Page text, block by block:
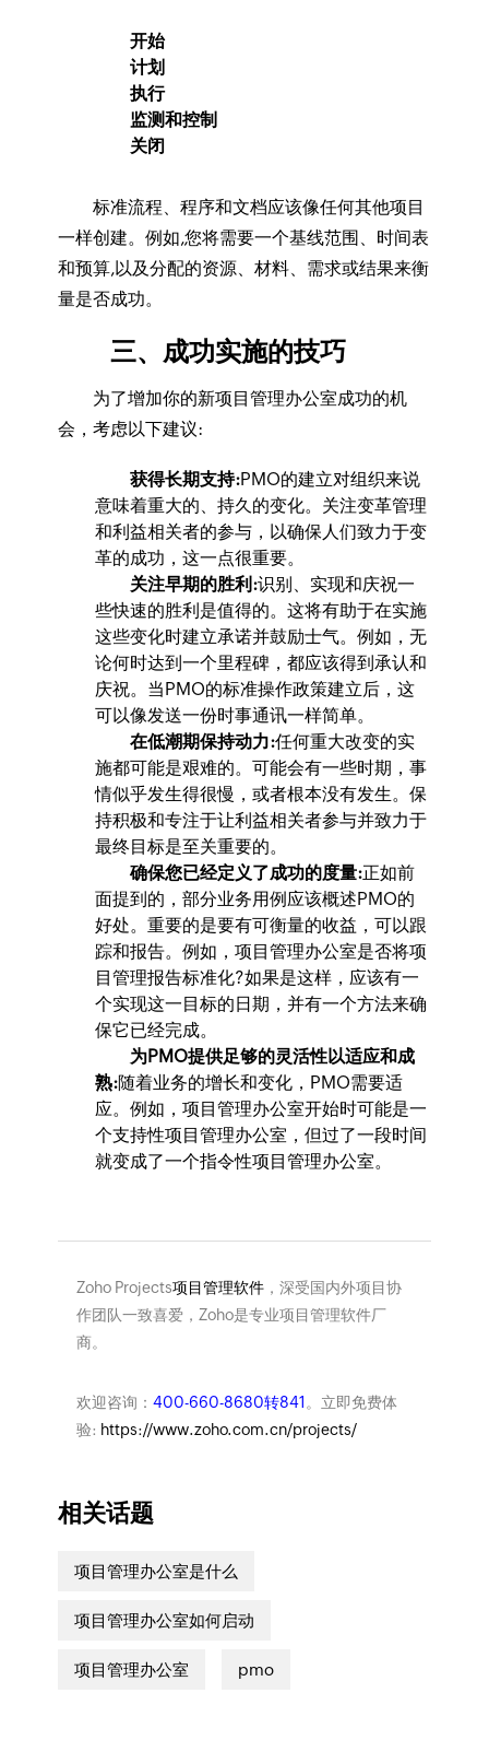
开始
计划
执行
监测和控制
关闭
标准流程、程序和文档应该像任何其他项目
一样创建。例如,您将需要一个基线范围、时间表
和预算,以及分配的资源、材料、需求或结果来衡
量是否成功。
三、成功实施的技巧
为了增加你的新项目管理办公室成功的机
会，考虑以下建议:
获得长期支持:PMO的建立对组织来说
意味着重大的、持久的变化。关注变革管理
和利益相关者的参与，以确保人们致力于变
革的成功，这一点很重要。
关注早期的胜利:识别、实现和庆祝一
些快速的胜利是值得的。这将有助于在实施
这些变化时建立承诺并鼓励士气。例如，无
论何时达到一个里程碑，都应该得到承认和
庆祝。当PMO的标准操作政策建立后，这
可以像发送一份时事通讯一样简单。
在低潮期保持动力:任何重大改变的实
施都可能是艰难的。可能会有一些时期，事
情似乎发生得很慢，或者根本没有发生。保
持积极和专注于让利益相关者参与并致力于
最终目标是至关重要的。
确保您已经定义了成功的度量:正如前
面提到的，部分业务用例应该概述PMO的
好处。重要的是要有可衡量的收益，可以跟
踪和报告。例如，项目管理办公室是否将项
目管理报告标准化?如果是这样，应该有一
个实现这一目标的日期，并有一个方法来确
保它已经完成。
为PMO提供足够的灵活性以适应和成
熟:随着业务的增长和变化，PMO需要适
应。例如，项目管理办公室开始时可能是一
个支持性项目管理办公室，但过了一段时间
就变成了一个指令性项目管理办公室。
Zoho Projects项目管理软件，深受国内外项目协
作团队一致喜爱，Zoho是专业项目管理软件厂
商。
欢迎咨询： 400-660-8680转841 。立即免费体
验: https://www.zoho.com.cn/projects/
相关话题
项目管理办公室是什么
项目管理办公室如何启动
项目管理办公室 pmo